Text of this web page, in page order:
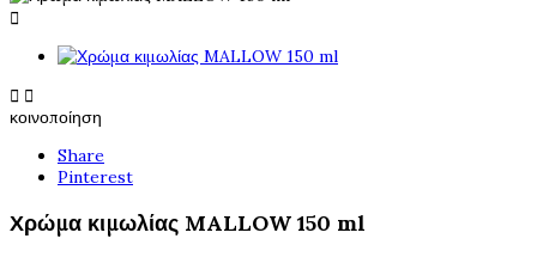

 
κοινοποίηση
Share
Pinterest
Χρώμα κιμωλίας MALLOW 150 ml